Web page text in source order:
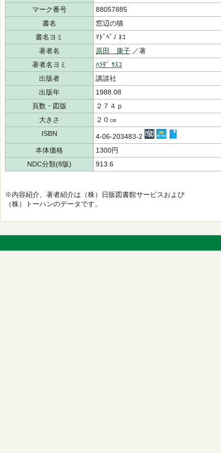
マーク番号
88057885
書名
窓辺の猫
書名ヨミ
ﾏﾄﾞﾍﾞﾉ ﾈｺ
著者名
原田 康子 ／著
著者名ヨミ
ﾊﾗﾀﾞ ﾔｽｺ
出版者
講談社
出版年
1988.08
頁数・図版
２７４ｐ
大きさ
２０㎝
ISBN
4-06-203483-2
本体価格
1300円
NDC分類(8版)
913.6
※内容紹介、著者紹介は（株）日販図書館サービスおよび
（株）トーハンのデータです。